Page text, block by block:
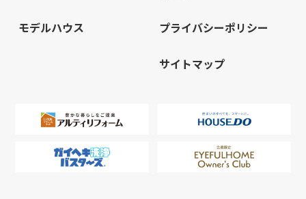
モデルハウス プライバシーポリシー
サイトマップ